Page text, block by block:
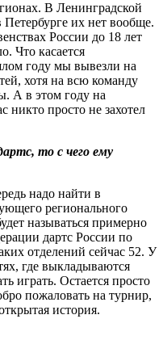
В Ленинградской
их нет вообще.
России до 18 лет
Что касается
году мы вывезли на
хотя на всю команду
А в этом году на
никто просто не захотел
то с чего ему
надо найти в
регионального
называться примерно
дартс России по
отделений сейчас 52. У
где выкладываются
играть. Остается просто
пожаловать на турнир,
история.